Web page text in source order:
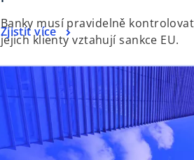
Banky musí pravidelně
jejich klienty vztahují sankce EU.
Zjistit více